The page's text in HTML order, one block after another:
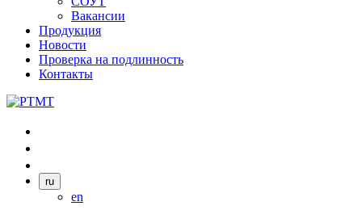
Вакансии
Продукция
Новости
Проверка на подлинность
Контакты
ru
en